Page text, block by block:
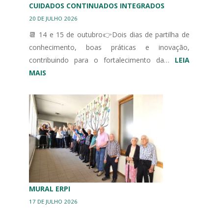
CUIDADOS CONTINUADOS INTEGRADOS
20 DE JULHO 2026
📆 14 e 15 de outubro👉Dois dias de partilha de
conhecimento, boas práticas e inovação,
contribuindo para o fortalecimento da… LEIA
MAIS:
CONGRESSO
IBÉRICO
EM
UNIDADES
DE
CUIDADOS
CONTINUADOS
INTEGRADOS
MURAL ERPI
17 DE JULHO 2026